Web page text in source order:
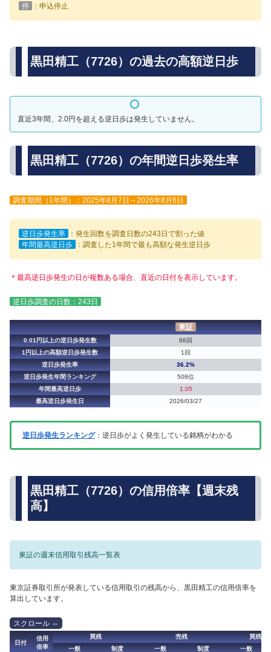
停
：申込停止
黒田精工（7726）の過去の高額逆日歩
直近3年間、2.0円を超える逆日歩は発生していません。
黒田精工（7726）の年間逆日歩発生率
調査期間（1年間）：2025年8月7日～2026年8月6日
逆日歩発生率
：発生回数を調査日数の243日で割った値
年間最高逆日歩
：調査した1年間で最も高額な発生逆日歩
＊最高逆日歩発生の日が複数ある場合、直近の日付を表示しています。
逆日歩調査の日数：243日
東証
0.01円以上の逆日歩発生数
88回
1円以上の高額逆日歩発生数
1回
逆日歩発生率
36.2%
逆日歩発生年間ランキング
508位
年間最高逆日歩
1.05
最高逆日歩発生日
2026/03/27
逆日歩発生ランキング：逆日歩がよく発生している銘柄がわかる
黒田精工（7726）の信用倍率【週末残
高】
東証の週末信用取引残高一覧表
東京証券取引所が発表している信用取引の残高から、黒田精工の信用倍率を
算出しています。
日付
信用
倍率
買残 売残
買残（
一般
制度 一般 制度 一般